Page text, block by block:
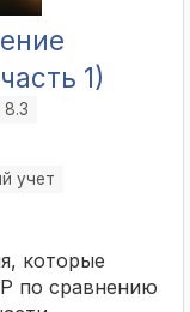
1)
8.3
учет
которые
по сравнению